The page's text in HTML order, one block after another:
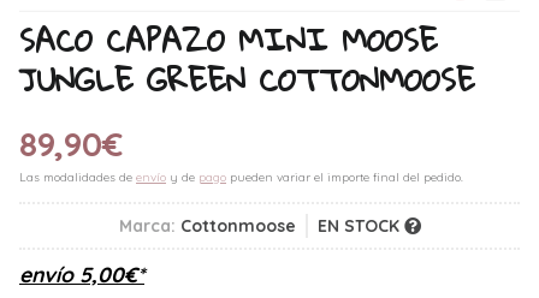
SACO CAPAZO MINI MOOSE
JUNGLE GREEN COTTONMOOSE
89,90€
Las modalidades de envío y de pago pueden variar el importe final del pedido.
Marca: Cottonmoose EN STOCK
envío 5,00€*